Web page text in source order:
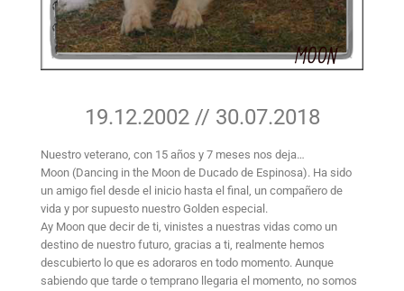
19.12.2002 // 30.07.2018
Nuestro veterano, con 15 años y 7 meses nos deja…
Moon (Dancing in the Moon de Ducado de Espinosa). Ha sido
un amigo fiel desde el inicio hasta el final, un compañero de
vida y por supuesto nuestro Golden especial.
Ay Moon que decir de ti, vinistes a nuestras vidas como un
destino de nuestro futuro, gracias a ti, realmente hemos
descubierto lo que es adoraros en todo momento. Aunque
sabiendo que tarde o temprano llegaria el momento, no somos